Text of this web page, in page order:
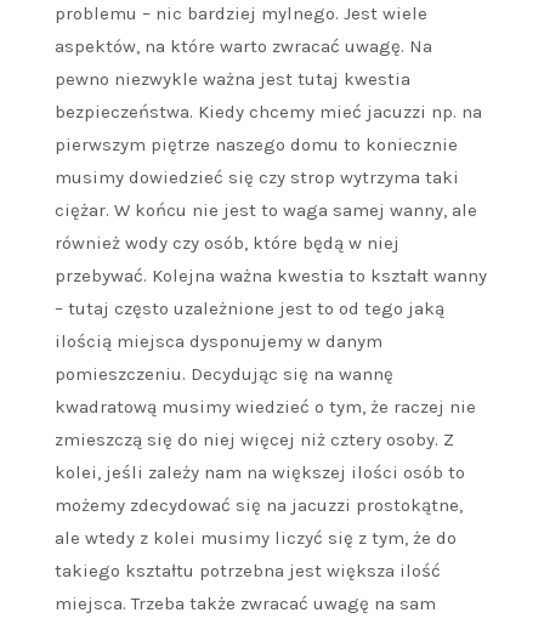
problemu – nic bardziej mylnego. Jest wiele
aspektów, na które warto zwracać uwagę. Na
pewno niezwykle ważna jest tutaj kwestia
bezpieczeństwa. Kiedy chcemy mieć jacuzzi np. na
pierwszym piętrze naszego domu to koniecznie
musimy dowiedzieć się czy strop wytrzyma taki
ciężar. W końcu nie jest to waga samej wanny, ale
również wody czy osób, które będą w niej
przebywać. Kolejna ważna kwestia to kształt wanny
– tutaj często uzależnione jest to od tego jaką
ilością miejsca dysponujemy w danym
pomieszczeniu. Decydując się na wannę
kwadratową musimy wiedzieć o tym, że raczej nie
zmieszczą się do niej więcej niż cztery osoby. Z
kolei, jeśli zależy nam na większej ilości osób to
możemy zdecydować się na jacuzzi prostokątne,
ale wtedy z kolei musimy liczyć się z tym, że do
takiego kształtu potrzebna jest większa ilość
miejsca. Trzeba także zwracać uwagę na sam